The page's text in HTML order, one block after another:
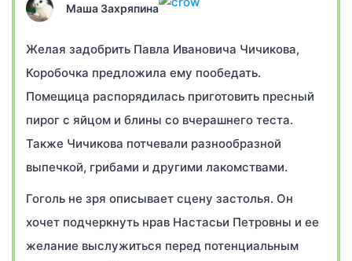
Маша Захряпина
Желая задобрить Павла Ивановича Чичикова,
Коробочка предложила ему пообедать.
Помещица распорядилась приготовить пресный
пирог с яйцом и блины со вчерашнего теста.
Также Чичикова потчевали разнообразной
выпечкой, грибами и другими лакомствами.
Гоголь не зря описывает сцену застолья. Он
хочет подчеркнуть нрав Настасьи Петровны и ее
желание выслужиться перед потенциальным